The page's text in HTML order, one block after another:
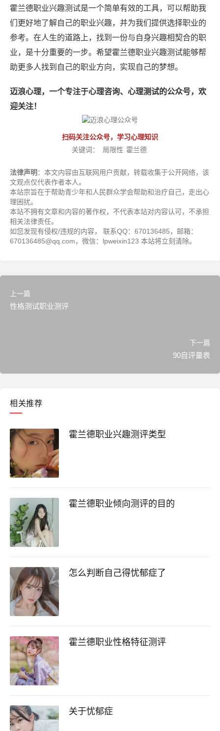
霍兰德职业兴趣测试是一个简单有效的工具，可以帮助我
们更好地了解自己的职业兴趣，并为我们提供选择职业的
参考。在人生的道路上，找到一份与自身兴趣相契合的职
业，是十分重要的一步。希望霍兰德职业兴趣测试能够帮
助更多人找到自己的职业方向，实现自己的梦想。
迈浪心理，一个专注于心理咨询、心理测试的公众号，欢
迎关注！
扫码关注公众号，学习心理知识
关键词：
局限性 霍兰德
法律声明：本文内容由互联网用户贡献，转载收集于公开网络，该
文观点仅代表作者本人。
本站宗旨在于帮助青少年和人民群众学会帮助和治疗自己，走出心
理困扰。
本站不拥有文章和内容的著作权，不代表本站对内容认可，不承担
相关法律责任。
如您发现有侵权/违规的内容， 联系QQ：670136485，邮箱：
670136485@qq.com，微信：lpweixin123 本站将立刻清除。
上一篇
性格测试职业测评
下一篇
90自评量表
相关推荐
霍兰德职业兴趣测评类型
霍兰德职业倾向测评的目的
怎么判断自己得忧郁症了
霍兰德职业性格特征测评
关于忧郁症